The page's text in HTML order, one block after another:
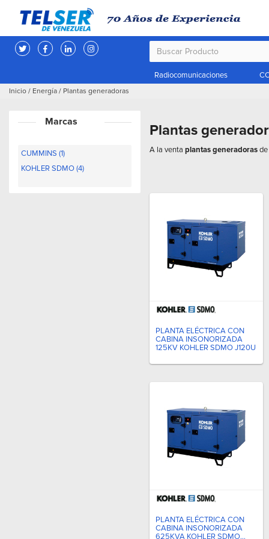
Radiocomunicaciones
Inicio / Energía / Plantas generadoras
Marcas
CUMMINS (1)
KOHLER SDMO (4)
Plantas
A la venta plantas generadoras
PLANTA ELÉCTRICA CON
CABINA INSONORIZADA
125KV KOHLER SDMO J120U
PLANTA ELÉCTRICA CON
CABINA INSONORIZADA
625KVA KOHLER SDMO